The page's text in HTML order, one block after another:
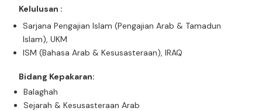
Kelulusan :
Sarjana Pengajian Islam (Pengajian Arab & Tamadun
Islam), UKM
ISM (Bahasa Arab & Kesusasteraan), IRAQ
Bidang Kepakaran:
Balaghah
Sejarah & Kesusasteraan Arab